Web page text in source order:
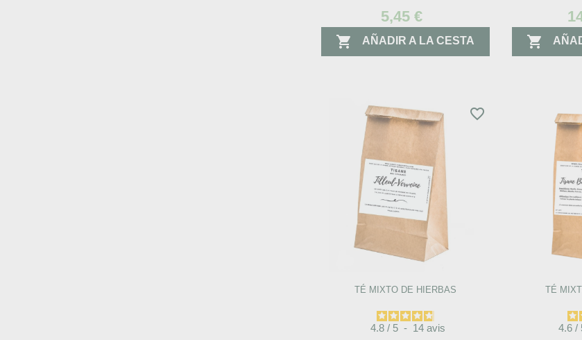
5,45 €
 AÑADIR A LA CESTA 
TÉ MIXTO DE HIERBAS
4.8 / 5 - 14avis
favorite_border
TÉ
4.6 /